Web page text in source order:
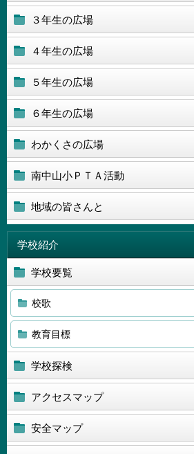
３年生の広場
４年生の広場
５年生の広場
６年生の広場
わかくさの広場
南中山小ＰＴＡ活動
地域の皆さんと
学校紹介
学校要覧
校歌
教育目標
学校探検
アクセスマップ
安全マップ